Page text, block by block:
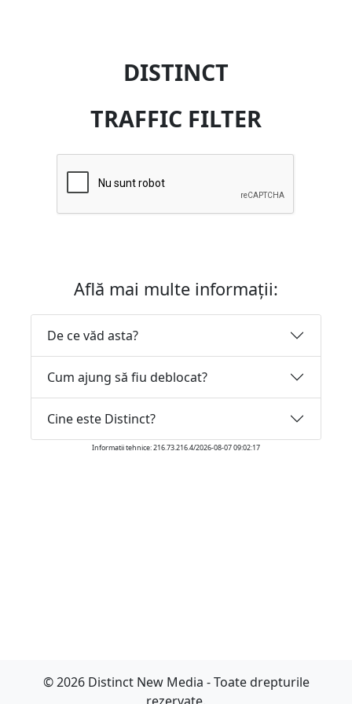
DISTINCT
TRAFFIC FILTER
Află mai multe informații:
De ce văd asta?
Cum ajung să fiu deblocat?
Cine este Distinct?
Informatii tehnice: 216.73.216.4/2026-08-07 09:02:17
© 2026 Distinct New Media - Toate drepturile